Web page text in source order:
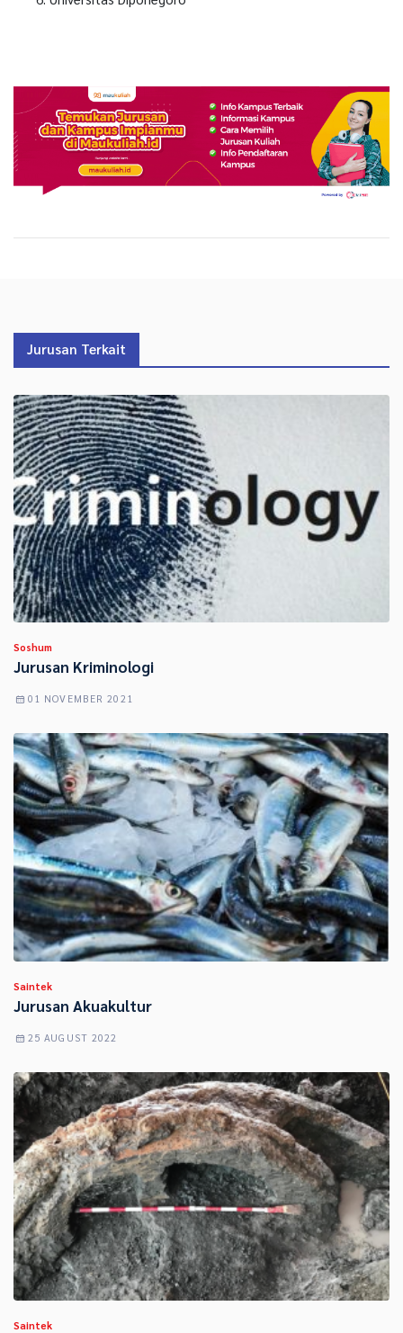
Jurusan Terkait
Soshum
Jurusan Kriminologi
01 NOVEMBER 2021
Saintek
Jurusan Akuakultur
25 AUGUST 2022
Saintek